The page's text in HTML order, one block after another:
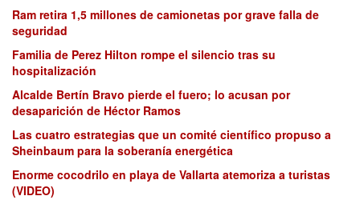
Ram retira 1,5 millones de camionetas por grave falla de
seguridad
Familia de Perez Hilton rompe el silencio tras su
hospitalización
Alcalde Bertín Bravo pierde el fuero; lo acusan por
desaparición de Héctor Ramos
Las cuatro estrategias que un comité científico propuso a
Sheinbaum para la soberanía energética
Enorme cocodrilo en playa de Vallarta atemoriza a turistas
(VIDEO)